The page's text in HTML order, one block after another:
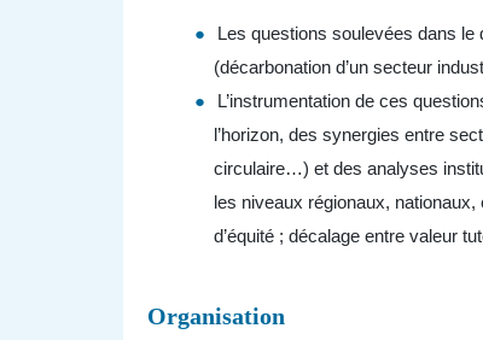
Les questions soulevées dans le
(décarbonation d’un secteur
L’instrumentation de ces
l’horizon, des synergies entre
circulaire…) et des analyses
les niveaux régionaux,
d’équité ; décalage entre valeur
Organisation